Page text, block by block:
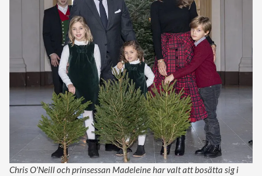
Chris O’Neill och prinsessan Madeleine har valt att bosätta sig i